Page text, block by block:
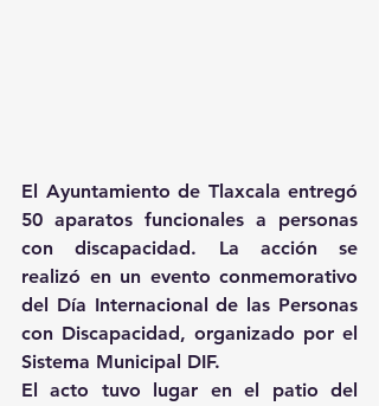
El Ayuntamiento de Tlaxcala entregó
50 aparatos funcionales a personas
con discapacidad. La acción se
realizó en un evento conmemorativo
del Día Internacional de las Personas
con Discapacidad, organizado por el
Sistema Municipal DIF.
El acto tuvo lugar en el patio del